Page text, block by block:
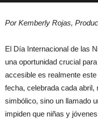
Por Kemberly Rojas,
El Día Internacional de las
una oportunidad crucial
accesible es realmente
fecha, celebrada cada
simbólico, sino un llamado
impiden que niñas y